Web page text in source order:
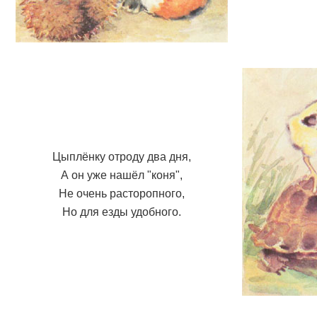
Цыплёнку отроду два дня,
А он уже нашёл "коня",
Не очень расторопного,
Но для езды удобного.